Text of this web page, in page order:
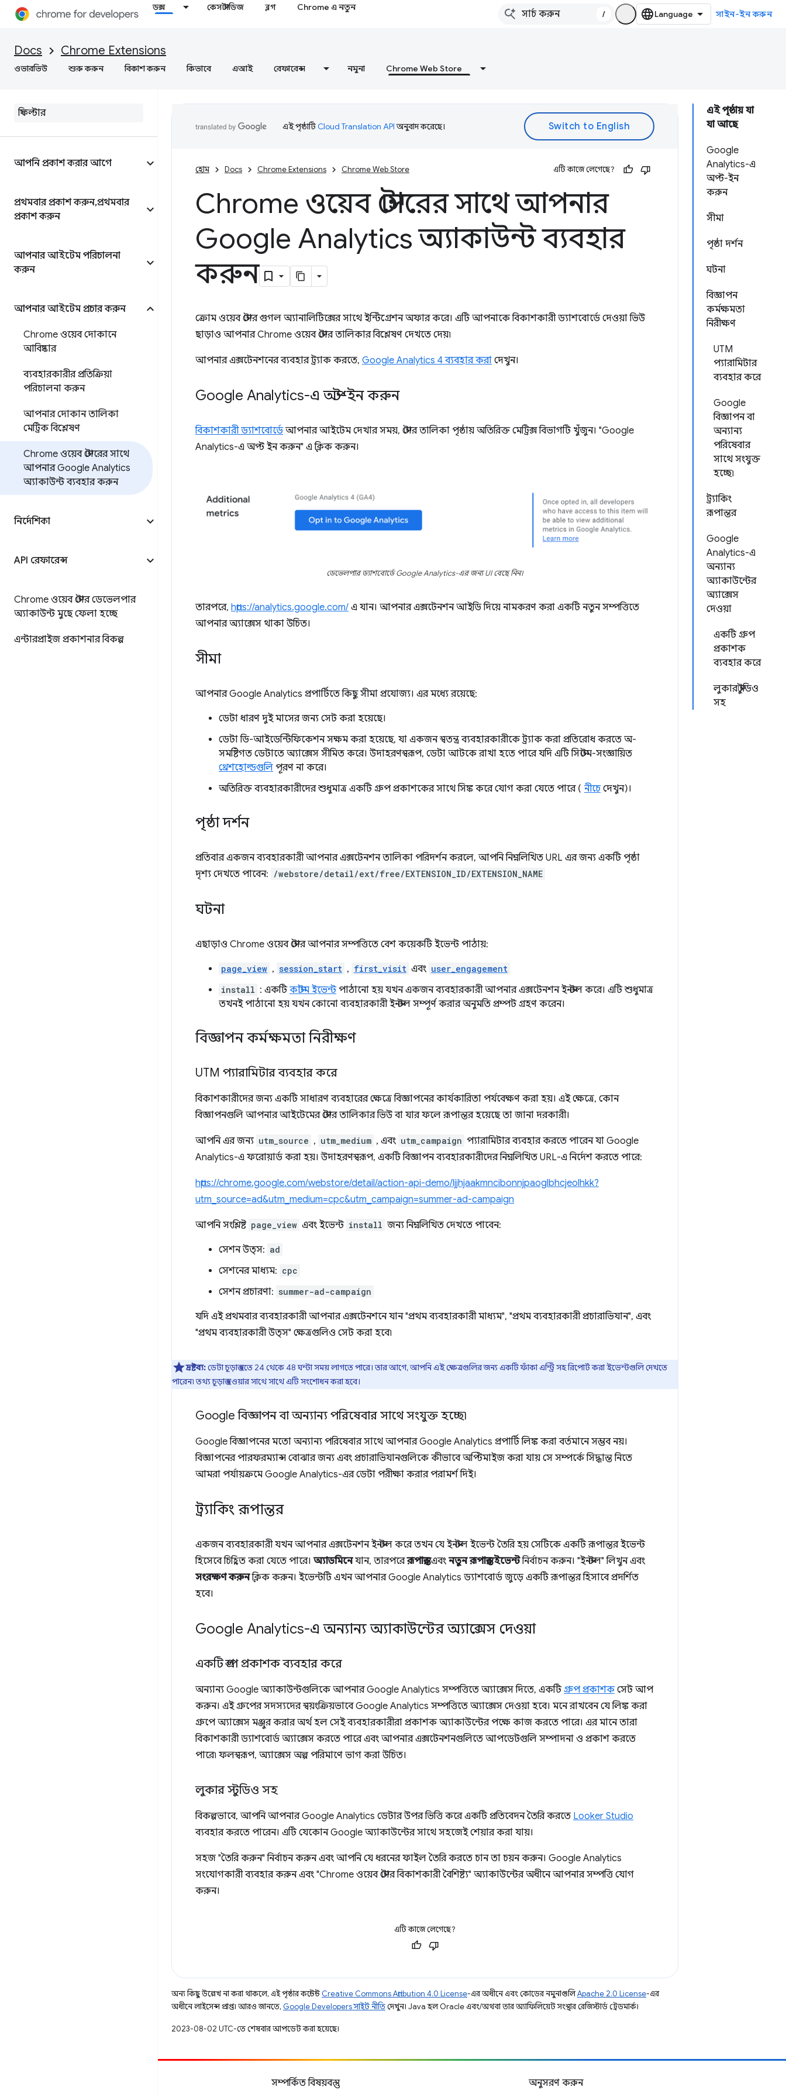
ডক্স কেস স্টাডিজ ব্লগ Chrome এ নতুন
/ সাইন-ইন করুন
Docs Chrome Extensions
ওভারভিউ শুরু করুন বিকাশ করুন কিভাবে এআই রেফারেন্স নমুনা Chrome Web Store
আপনি প্রকাশ করার আগে
প্রথমবার প্রকাশ করুন,প্রথমবার
প্রকাশ করুন
আপনার আইটেম পরিচালনা
করুন
আপনার আইটেম প্রচার করুন
Chrome ওয়েব দোকানে
আবিষ্কার
ব্যবহারকারীর প্রতিক্রিয়া
পরিচালনা করুন
আপনার দোকান তালিকা
মেট্রিক বিশ্লেষণ
Chrome ওয়েব স্টোরের সাথে
আপনার Google Analytics
অ্যাকাউন্ট ব্যবহার করুন
নির্দেশিকা
API রেফারেন্স
Chrome ওয়েব স্টোর ডেভেলপার
অ্যাকাউন্ট মুছে ফেলা হচ্ছে
এন্টারপ্রাইজ প্রকাশনার বিকল্প
এই পৃষ্ঠায় যা
যা আছে
Google
Analytics-এ
অপ্ট-ইন
করুন
সীমা
পৃষ্ঠা দর্শন
ঘটনা
বিজ্ঞাপন
কর্মক্ষমতা
নিরীক্ষণ
UTM
প্যারামিটার
ব্যবহার করে
Google
বিজ্ঞাপন বা
অন্যান্য
পরিষেবার
সাথে সংযুক্ত
হচ্ছে৷
ট্র্যাকিং
রূপান্তর
Google
Analytics-এ
অন্যান্য
অ্যাকাউন্টের
অ্যাক্সেস
দেওয়া
একটি গ্রুপ
প্রকাশক
ব্যবহার করে
লুকার স্টুডিও
সহ
এই পৃষ্ঠাটিCloud Translation APIঅনুবাদ করেছে।
হোম Docs Chrome Extensions Chrome Web Store এটি কাজে লেগেছে?
Chrome ওয়েব স্টোরের সাথে আপনার
Google Analytics অ্যাকাউন্ট ব্যবহার
করুন
ক্রোম ওয়েব স্টোর গুগল অ্যানালিটিক্সের সাথে ইন্টিগ্রেশন অফার করে। এটি আপনাকে বিকাশকারী ড্যাশবোর্ডে দেওয়া ভিউ
ছাড়াও আপনার Chrome ওয়েব স্টোর তালিকার বিশ্লেষণ দেখতে দেয়৷
আপনার এক্সটেনশনের ব্যবহার ট্র্যাক করতে, Google Analytics 4 ব্যবহার করা দেখুন।
Google Analytics-এ অপ্ট-ইন করুন
বিকাশকারী ড্যাশবোর্ডেআপনার আইটেম দেখার সময়, স্টোর তালিকা পৃষ্ঠায় অতিরিক্ত মেট্রিক্স বিভাগটি খুঁজুন। "Google
Analytics-এ অপ্ট ইন করুন" এ ক্লিক করুন।
ডেভেলপার ড্যাশবোর্ডে Google Analytics-এর জন্য UI বেছে নিন।
তারপরে, https://analytics.google.com/ এ যান। আপনার এক্সটেনশন আইডি দিয়ে নামকরণ করা একটি নতুন সম্পত্তিতে
আপনার অ্যাক্সেস থাকা উচিত।
সীমা
আপনার Google Analytics প্রপার্টিতে কিছু সীমা প্রযোজ্য। এর মধ্যে রয়েছে:
ডেটা ধারণ দুই মাসের জন্য সেট করা হয়েছে।
ডেটা ডি-আইডেন্টিফিকেশন সক্ষম করা হয়েছে, যা একজন স্বতন্ত্র ব্যবহারকারীকে ট্র্যাক করা প্রতিরোধ করতে অ-
সমষ্টিগত ডেটাতে অ্যাক্সেস সীমিত করে। উদাহরণস্বরূপ, ডেটা আটকে রাখা হতে পারে যদি এটি সিস্টেম-সংজ্ঞায়িত
থ্রেশহোল্ডগুলি পূরণ না করে।
অতিরিক্ত ব্যবহারকারীদের শুধুমাত্র একটি গ্রুপ প্রকাশকের সাথে সিঙ্ক করে যোগ করা যেতে পারে ( নীচেদেখুন)।
পৃষ্ঠা দর্শন
প্রতিবার একজন ব্যবহারকারী আপনার এক্সটেনশন তালিকা পরিদর্শন করলে, আপনি নিম্নলিখিত URL এর জন্য একটি পৃষ্ঠা
দৃশ্য দেখতে পাবেন: /webstore/detail/ext/free/EXTENSION_ID/EXTENSION_NAME
ঘটনা
এছাড়াও Chrome ওয়েব স্টোর আপনার সম্পত্তিতে বেশ কয়েকটি ইভেন্ট পাঠায়:
page_view , session_start , first_visit এবং user_engagement
install : একটিকাস্টম ইভেন্টপাঠানো হয় যখন একজন ব্যবহারকারী আপনার এক্সটেনশন ইনস্টল করে। এটি শুধুমাত্র
তখনই পাঠানো হয় যখন কোনো ব্যবহারকারী ইনস্টল সম্পূর্ণ করার অনুমতি প্রম্পট গ্রহণ করেন।
বিজ্ঞাপন কর্মক্ষমতা নিরীক্ষণ
UTM প্যারামিটার ব্যবহার করে
বিকাশকারীদের জন্য একটি সাধারণ ব্যবহারের ক্ষেত্রে বিজ্ঞাপনের কার্যকারিতা পর্যবেক্ষণ করা হয়। এই ক্ষেত্রে, কোন
বিজ্ঞাপনগুলি আপনার আইটেমের স্টোর তালিকার ভিউ বা যার ফলে রূপান্তর হয়েছে তা জানা দরকারী।
আপনি এর জন্য utm_source , utm_medium , এবং utm_campaign প্যারামিটার ব্যবহার করতে পারেন যা Google
Analytics-এ ফরোয়ার্ড করা হয়। উদাহরণস্বরূপ, একটি বিজ্ঞাপন ব্যবহারকারীদের নিম্নলিখিত URL-এ নির্দেশ করতে পারে:
https://chrome.google.com/webstore/detail/action-api-demo/ljjhjaakmncibonnjpaoglbhcjeolhkk?
utm_source=ad&utm_medium=cpc&utm_campaign=summer-ad-campaign
আপনি সংশ্লিষ্ট page_view এবং ইভেন্ট install জন্য নিম্নলিখিত দেখতে পাবেন:
সেশন উত্স: ad
সেশনের মাধ্যম: cpc
সেশন প্রচারণা: summer-ad-campaign
যদি এই প্রথমবার ব্যবহারকারী আপনার এক্সটেনশনে যান "প্রথম ব্যবহারকারী মাধ্যম", "প্রথম ব্যবহারকারী প্রচারাভিযান", এবং
"প্রথম ব্যবহারকারী উত্স" ক্ষেত্রগুলিও সেট করা হবে৷
দ্রষ্টব্য:ডেটা চূড়ান্ত হতে 24 থেকে 48 ঘন্টা সময় লাগতে পারে। তার আগে, আপনি এই ক্ষেত্রগুলির জন্য একটি ফাঁকা এন্ট্রি সহ রিপোর্ট করা ইভেন্টগুলি দেখতে
পারেন৷ তথ্য চূড়ান্ত হওয়ার সাথে সাথে এটি সংশোধন করা হবে।
Google বিজ্ঞাপন বা অন্যান্য পরিষেবার সাথে সংযুক্ত হচ্ছে৷
Google বিজ্ঞাপনের মতো অন্যান্য পরিষেবার সাথে আপনার Google Analytics প্রপার্টি লিঙ্ক করা বর্তমানে সম্ভব নয়।
বিজ্ঞাপনের পারফরম্যান্স বোঝার জন্য এবং প্রচারাভিযানগুলিকে কীভাবে অপ্টিমাইজ করা যায় সে সম্পর্কে সিদ্ধান্ত নিতে
আমরা পর্যায়ক্রমে Google Analytics-এর ডেটা পরীক্ষা করার পরামর্শ দিই।
ট্র্যাকিং রূপান্তর
একজন ব্যবহারকারী যখন আপনার এক্সটেনশন ইনস্টল করে তখন যে ইনস্টল ইভেন্ট তৈরি হয় সেটিকে একটি রূপান্তর ইভেন্ট
হিসেবে চিহ্নিত করা যেতে পারে। অ্যাডমিনেযান, তারপরেরূপান্তরএবং নতুন রূপান্তর ইভেন্টনির্বাচন করুন। "ইনস্টল" লিখুন এবং
সংরক্ষণ করুনক্লিক করুন। ইভেন্টটি এখন আপনার Google Analytics ড্যাশবোর্ড জুড়ে একটি রূপান্তর হিসাবে প্রদর্শিত
হবে।
Google Analytics-এ অন্যান্য অ্যাকাউন্টের অ্যাক্সেস দেওয়া
একটি গ্রুপ প্রকাশক ব্যবহার করে
অন্যান্য Google অ্যাকাউন্টগুলিকে আপনার Google Analytics সম্পত্তিতে অ্যাক্সেস দিতে, একটিগ্রুপ প্রকাশকসেট আপ
করুন। এই গ্রুপের সদস্যদের স্বয়ংক্রিয়ভাবে Google Analytics সম্পত্তিতে অ্যাক্সেস দেওয়া হবে। মনে রাখবেন যে লিঙ্ক করা
গ্রুপে অ্যাক্সেস মঞ্জুর করার অর্থ হল সেই ব্যবহারকারীরা প্রকাশক অ্যাকাউন্টের পক্ষে কাজ করতে পারে। এর মানে তারা
বিকাশকারী ড্যাশবোর্ড অ্যাক্সেস করতে পারে এবং আপনার এক্সটেনশনগুলিতে আপডেটগুলি সম্পাদনা ও প্রকাশ করতে
পারে৷ ফলস্বরূপ, অ্যাক্সেস অল্প পরিমাণে ভাগ করা উচিত।
লুকার স্টুডিও সহ
বিকল্পভাবে, আপনি আপনার Google Analytics ডেটার উপর ভিত্তি করে একটি প্রতিবেদন তৈরি করতে Looker Studio
ব্যবহার করতে পারেন। এটি যেকোন Google অ্যাকাউন্টের সাথে সহজেই শেয়ার করা যায়।
সহজ "তৈরি করুন" নির্বাচন করুন এবং আপনি যে ধরনের ফাইল তৈরি করতে চান তা চয়ন করুন। Google Analytics
সংযোগকারী ব্যবহার করুন এবং "Chrome ওয়েব স্টোর বিকাশকারী বৈশিষ্ট্য" অ্যাকাউন্টের অধীনে আপনার সম্পত্তি যোগ
করুন।
এটি কাজে লেগেছে?
অন্য কিছু উল্লেখ না করা থাকলে, এই পৃষ্ঠার কন্টেন্ট Creative Commons Attribution 4.0 License-এর অধীনে এবং কোডের নমুনাগুলিApache 2.0 License-এর
অধীনে লাইসেন্স প্রাপ্ত। আরও জানতে, Google Developers সাইট নীতিদেখুন। Java হল Oracle এবং/অথবা তার অ্যাফিলিয়েট সংস্থার রেজিস্টার্ড ট্রেডমার্ক।
2023-08-02 UTC-তে শেষবার আপডেট করা হয়েছে।
সম্পর্কিত বিষয়বস্তু অনুসরণ করুন